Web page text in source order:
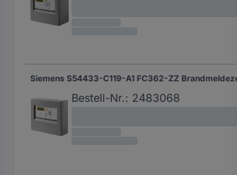
Bestell-Nr.: 2483068